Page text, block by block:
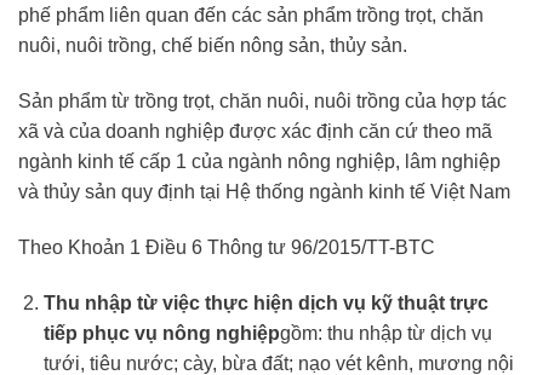
phế phẩm liên quan đến các sản phẩm trồng trọt, chăn
nuôi, nuôi trồng, chế biến nông sản, thủy sản.
Sản phẩm từ trồng trọt, chăn nuôi, nuôi trồng của hợp tác
xã và của doanh nghiệp được xác định căn cứ theo mã
ngành kinh tế cấp 1 của ngành nông nghiệp, lâm nghiệp
và thủy sản quy định tại Hệ thống ngành kinh tế Việt Nam
Theo Khoản 1 Điều 6 Thông tư 96/2015/TT-BTC
Thu nhập từ việc thực hiện dịch vụ kỹ thuật trực
tiếp phục vụ nông nghiệpgồm: thu nhập từ dịch vụ
tưới, tiêu nước; cày, bừa đất; nạo vét kênh, mương nội